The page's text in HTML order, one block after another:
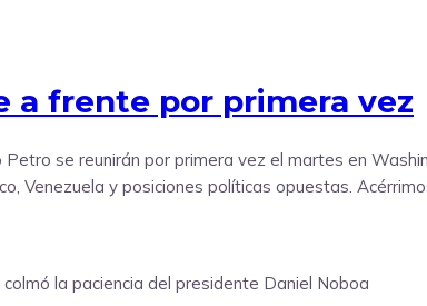
a frente por primera vez
se reunirán por primera vez el martes en
Venezuela y posiciones políticas opuestas.